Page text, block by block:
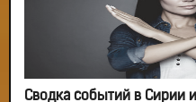
Сводка событий в Сирии